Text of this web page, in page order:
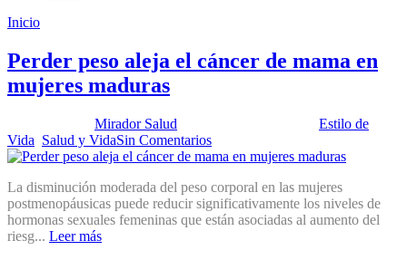
Inicio
Perder peso aleja el cáncer de mama en
mujeres maduras
Mirador Salud
Estilo de
Vida Salud y VidaSin Comentarios
La disminución moderada del peso corporal en las mujeres
postmenopáusicas puede reducir significativamente los niveles de
hormonas sexuales femeninas que están asociadas al aumento del
riesg... Leer más